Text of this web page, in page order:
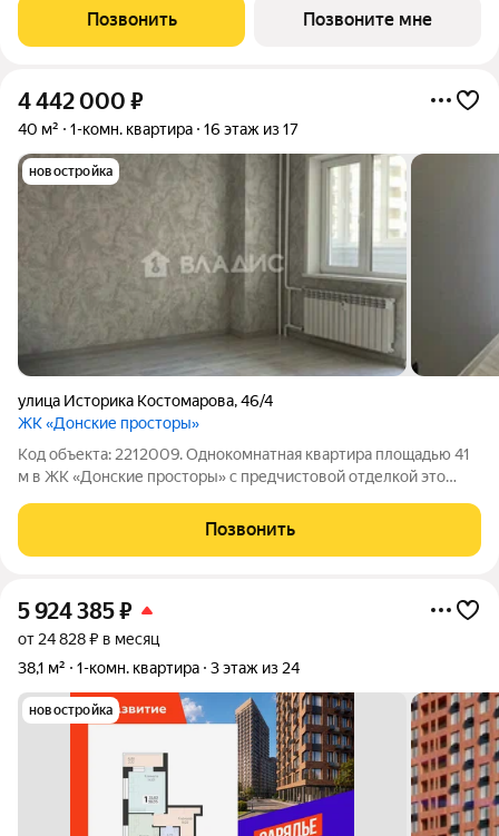
обращайтесь в отдел продаж застройщика.
Позвонить Позвоните мне
4 442 000 ₽
40 м² 1-комн. квартира 16 этаж из 17
новостройка
улица Историка Костомарова,46/4
ЖК «Донские просторы»
Код объекта: 2212009. Однокомнатная квартира площадью 41
м в ЖК «Донские просторы» с предчистовой отделкой это
Предчистовая, отделка включает: стяжку пола штукатурку
стен и перегородок разводку
Позвонить
5 924 385₽
от 24 828 ₽ в месяц
38,1 м²
1-комн. квартира 3 этаж из 24
новостройка